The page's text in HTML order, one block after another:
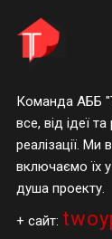
Команда АББ
все, від ідеї
реалізації. Ми
включаємо їх у
душа проекту.
+ сайт: